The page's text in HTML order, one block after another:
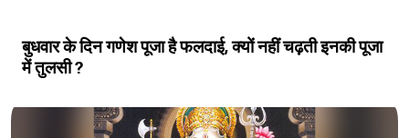
बुधवार के दिन गणेश पूजा है फलदाई, क्यों नहीं चढ़ती इनकी पूजा
में तुलसी ?